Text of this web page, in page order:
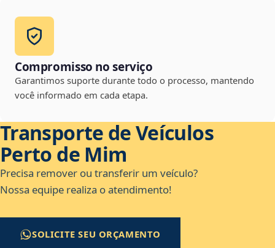
Compromisso no serviço
Garantimos suporte durante todo o processo, mantendo
você informado em cada etapa.
Transporte de Veículos
Perto de Mim
Precisa remover ou transferir um veículo?
Nossa equipe realiza o atendimento!
SOLICITE SEU ORÇAMENTO